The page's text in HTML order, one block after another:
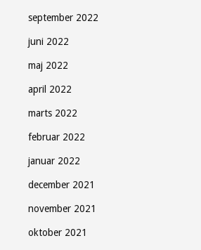
september 2022
juni 2022
maj 2022
april 2022
marts 2022
februar 2022
januar 2022
december 2021
november 2021
oktober 2021